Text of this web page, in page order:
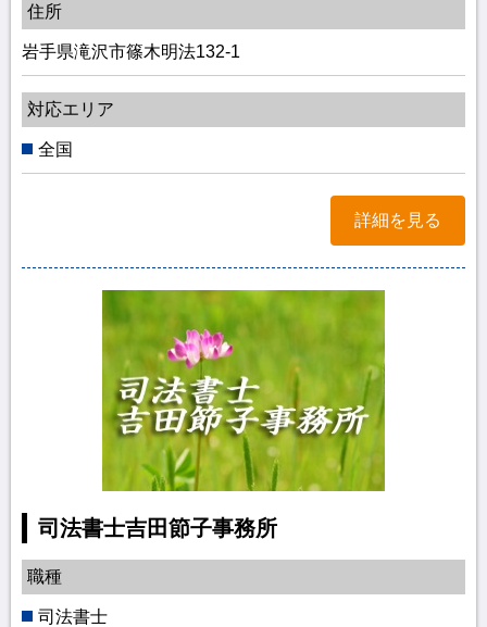
住所
岩手県滝沢市篠木明法132-1
対応エリア
全国
詳細を見る
司法書士吉田節子事務所
職種
司法書士